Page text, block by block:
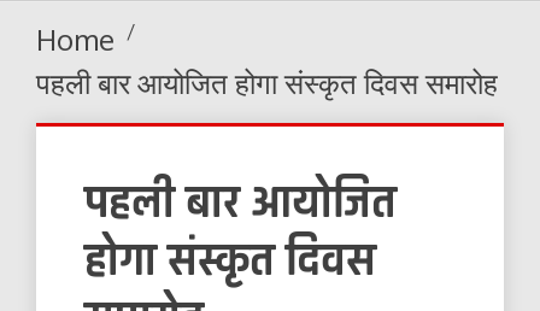
Home
पहली बार आयोजित होगा संस्कृत दिवस समारोह
पहली बार आयोजित
होगा संस्कृत दिवस